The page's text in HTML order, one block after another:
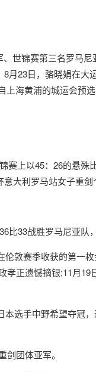
锦赛第三名罗马尼
23日，骆晓娟在
海黄浦的城运会预选
上以45：26的悬殊
大利罗马站女子重剑
33战胜罗马尼亚队
敦赛季收获的第一
正遗憾摘银;11月19
选手中野希望夺冠
团体亚军。